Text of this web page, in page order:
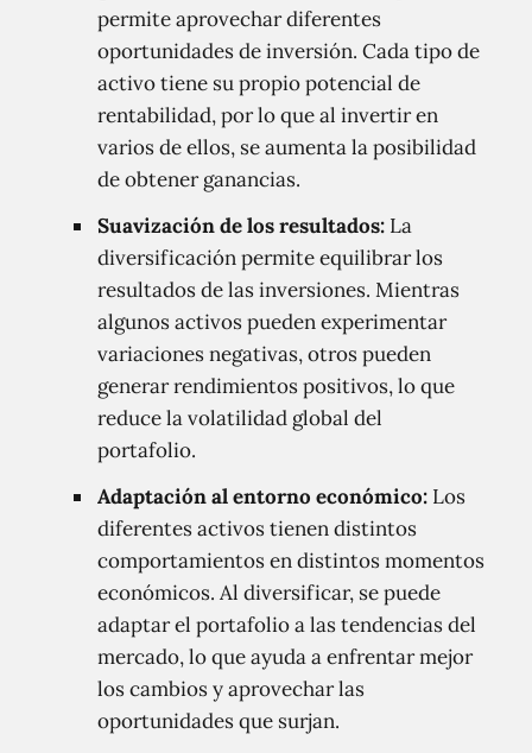
permite aprovechar diferentes
oportunidades de inversión. Cada tipo de
activo tiene su propio potencial de
rentabilidad, por lo que al invertir en
varios de ellos, se aumenta la posibilidad
de obtener ganancias.
Suavización de los resultados: La
diversificación permite equilibrar los
resultados de las inversiones. Mientras
algunos activos pueden experimentar
variaciones negativas, otros pueden
generar rendimientos positivos, lo que
reduce la volatilidad global del
portafolio.
Adaptación al entorno económico: Los
diferentes activos tienen distintos
comportamientos en distintos momentos
económicos. Al diversificar, se puede
adaptar el portafolio a las tendencias del
mercado, lo que ayuda a enfrentar mejor
los cambios y aprovechar las
oportunidades que surjan.